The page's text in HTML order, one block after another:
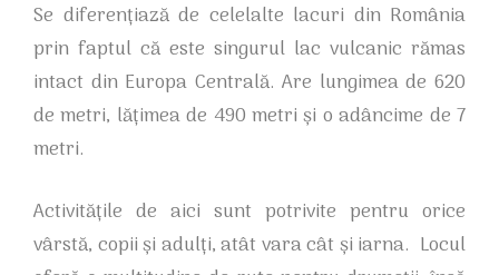
Se diferențiază de celelalte lacuri din România
prin faptul că este singurul lac vulcanic rămas
intact din Europa Centrală. Are lungimea de 620
de metri, lățimea de 490 metri și o adâncime de 7
metri.
Activitățile de aici sunt potrivite pentru orice
vârstă, copii și adulți, atât vara cât și iarna. Locul